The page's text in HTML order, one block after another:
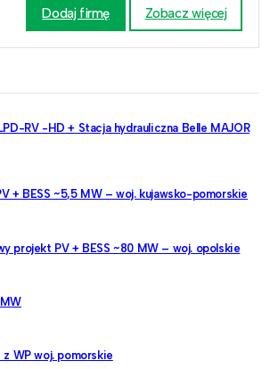
Dodaj firmę Zobacz więcej
RV -HD + Stacja hydrauliczna Belle MAJOR
+ BESS ~5,5 MW – woj. kujawsko-pomorskie
projekt PV + BESS ~80 MW – woj. opolskie
z WP woj. pomorskie